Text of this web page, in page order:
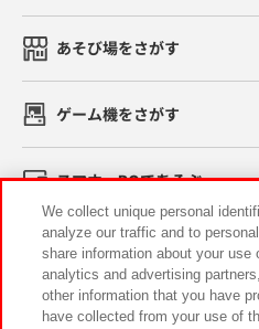
あそび場をさがす
ゲーム機をさがす
スマホ・PCであそぶ
イベント・キャンペーン
We collect unique personal
analyze our traffic and to
share information about your use
analytics and advertising
other information that you have
have collected from your use of